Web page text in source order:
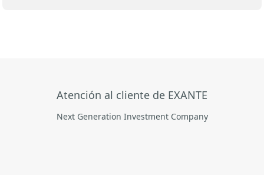
Atención al cliente de EXANTE
Next Generation Investment Company